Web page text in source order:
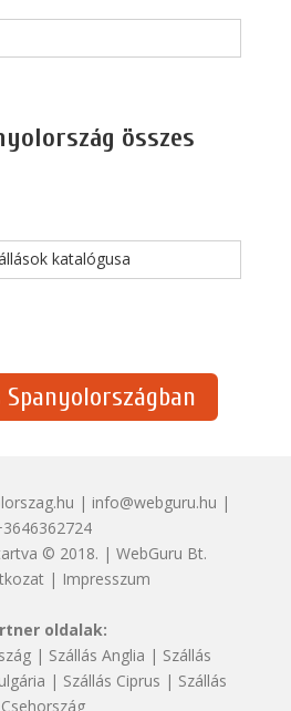
összes
katalógusa
| info@webguru.hu |
© 2018. | WebGuru Bt.
| Impresszum
oldalak:
| Szállás Anglia | Szállás
| Szállás Ciprus | Szállás
Csehország